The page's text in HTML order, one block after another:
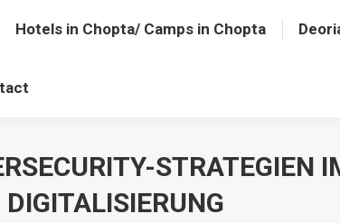
Hotels in Chopta/ Camps in Chopta
STRATEGIEN
DIGITALISIERUNG